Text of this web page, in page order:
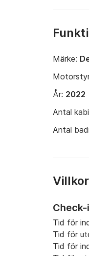
Märke:
År: 2022
Antal
Antal
Villkor
Tid för
Tid för
Tid för